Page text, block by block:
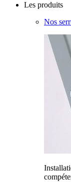
Les produits
Nos